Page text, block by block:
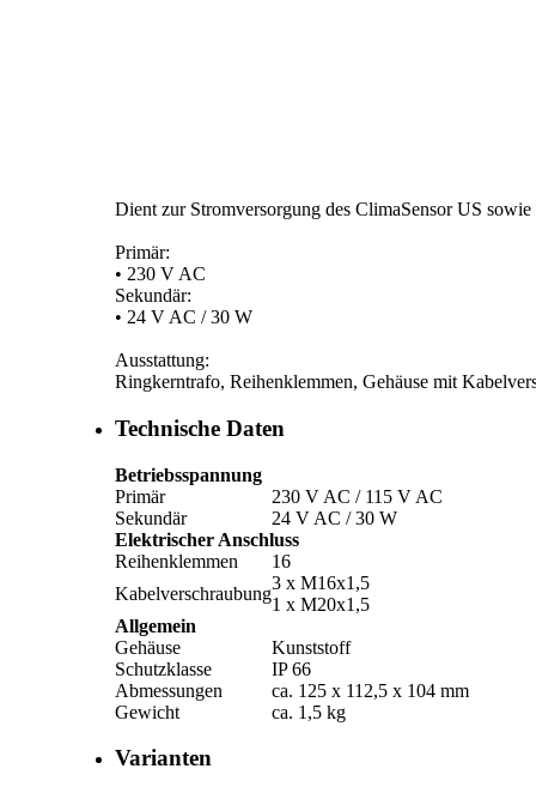
Dient zur Stromversorgung des ClimaSensor US
Primär:
• 230 V AC
Sekundär:
• 24 V AC /­ 30 W
Ausstattung:
Ringkerntrafo, Reihenklemmen, Gehäuse mit
Technische Daten
Betriebsspannung
Primär
230 V AC /­ 115 V AC
Sekundär
24 V AC /­ 30 W
Elektrischer Anschluss
Reihenklemmen
16
Kabelverschraubung
3 x M16x1,5
1 x M20x1,5
Allgemein
Gehäuse
Kunststoff
Schutzklasse
IP 66
Abmessungen
ca. 125 x 112,5 x 104 mm
Gewicht
ca. 1,5 kg
Varianten